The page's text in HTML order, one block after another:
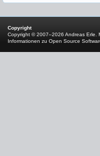
Copyright
Copyright © 2007–2026 Andreas Erle.
Informationen zu Open Source